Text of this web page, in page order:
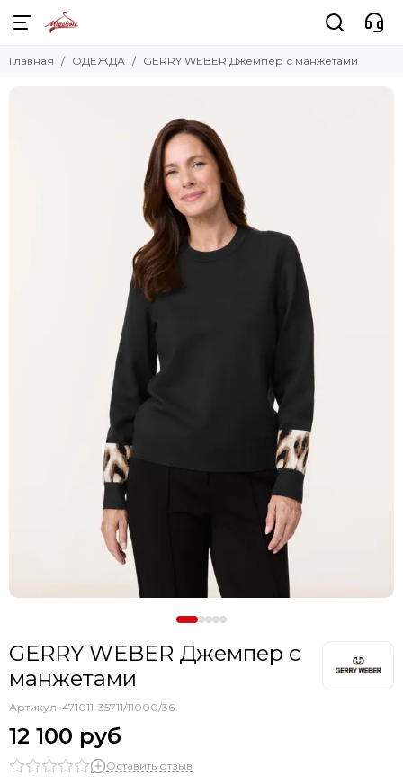
Главная ОДЕЖДА GERRY WEBER Джемпер с манжетами
GERRY WEBER Джемпер с
манжетами
Артикул: 471011-35711/11000/36
12 100 руб
Оставить отзыв